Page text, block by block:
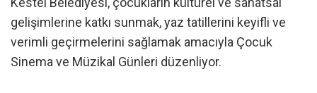
gelişimlerine katkı sunmak, yaz tatillerini keyifli ve
verimli geçirmelerini sağlamak amacıyla Çocuk
Sinema ve Müzikal Günleri düzenliyor.